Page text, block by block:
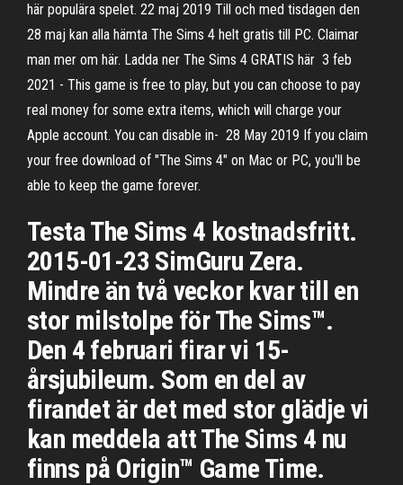
här populära spelet. 22 maj 2019 Till och med tisdagen den
28 maj kan alla hämta The Sims 4 helt gratis till PC. Claimar
man mer om här. Ladda ner The Sims 4 GRATIS här 3 feb
2021 - This game is free to play, but you can choose to pay
real money for some extra items, which will charge your
Apple account. You can disable in- 28 May 2019 If you claim
your free download of "The Sims 4" on Mac or PC, you'll be
able to keep the game forever.
Testa The Sims 4 kostnadsfritt.
2015-01-23 SimGuru Zera.
Mindre än två veckor kvar till en
stor milstolpe för The Sims™.
Den 4 februari firar vi 15-
årsjubileum. Som en del av
firandet är det med stor glädje vi
kan meddela att The Sims 4 nu
finns på Origin™ Game Time.